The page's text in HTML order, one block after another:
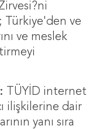
Türkiye'den ve
ve meslek
TÜYİD internet
ilişkilerine dair
yanı sıra